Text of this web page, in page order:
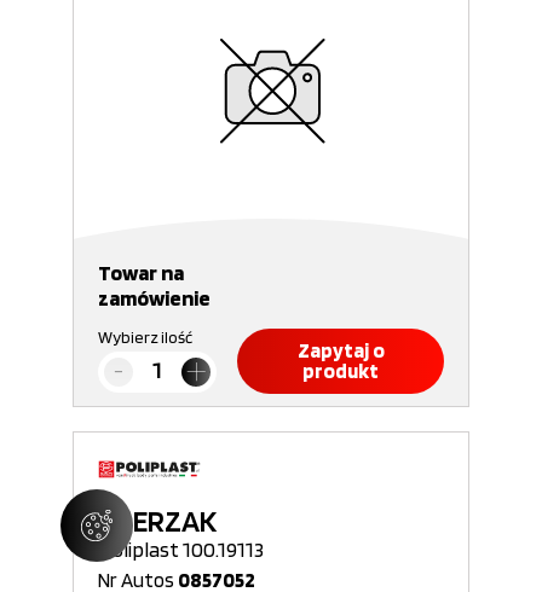
Towar na
zamówienie
Wybierz ilość
Zapytaj o
produkt
ZDERZAK
Poliplast 100.19113
Nr Autos 0857052